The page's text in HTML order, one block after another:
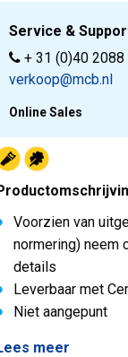
Service &
+ 31 (0)40 2088
verkoop@mcb.nl
Online Sales
Voorzien van
normering) neem
details
Leverbaar met
Niet aangepunt
meer